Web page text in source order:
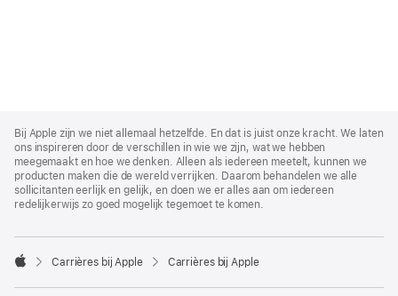
Footer
Bij Apple zijn we niet allemaal hetzelfde. En dat is juist onze kracht. We laten
ons inspireren door de verschillen in wie we zijn, wat we hebben
meegemaakt en hoe we denken. Alleen als iedereen meetelt, kunnen we
producten maken die de wereld verrijken. Daarom behandelen we alle
sollicitanten eerlijk en gelijk, en doen we er alles aan om iedereen
redelijkerwijs zo goed mogelijk tegemoet te komen.

Carrières bij Apple Carrières bij Apple